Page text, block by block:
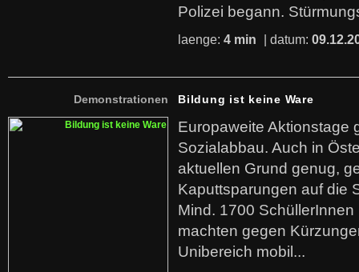
Polizei begann.
laenge: 4 min | datum:
Demonstrationen Bildung ist keine Ware
Europaweite Aktionstage
Sozialabbau. Auch in
aktuellen Grund genug,
Kaputtsparungen auf die
Mind. 1700
machten gegen
Unibereich mobil...